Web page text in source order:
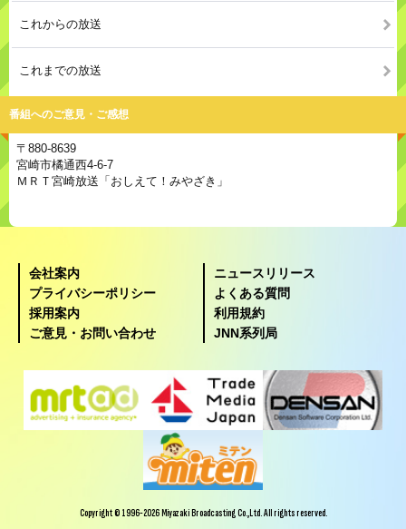
これからの放送
これまでの放送
番組へのご意見・ご感想
〒880-8639
宮崎市橘通西4-6-7
ＭＲＴ宮崎放送「おしえて！みやざき」
会社案内
ニュースリリース
プライバシーポリシー
よくある質問
採用案内
利用規約
ご意見・お問い合わせ
JNN系列局
Copyright © 1996-2026 Miyazaki Broadcasting Co.,Ltd. All rights reserved.